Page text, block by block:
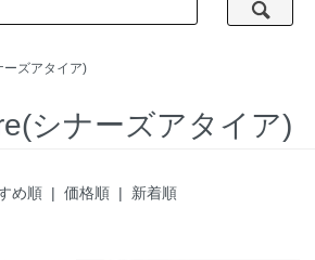
ーズアタイア)
シナーズアタイア)
め順 | 価格順 | 新着順